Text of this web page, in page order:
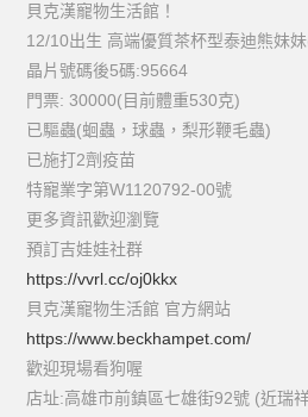
貝克漢寵物生活館！
12/10出生 高端優質茶杯型泰迪熊妹
晶片號碼後5碼:95664
門票: 30000(目前體重530克)
已驅蟲(蛔蟲，球蟲，梨形鞭毛蟲)
已施打2劑疫苗
特寵業字第W1120792-00號
更多資訊歡迎瀏覽
預訂吉娃娃社群
https://vvrl.cc/oj0kkx
貝克漢寵物生活館 官方網站
https://www.beckhampet.com/
歡迎現場看狗喔
店址:高雄市前鎮區七雄街92號 (近瑞